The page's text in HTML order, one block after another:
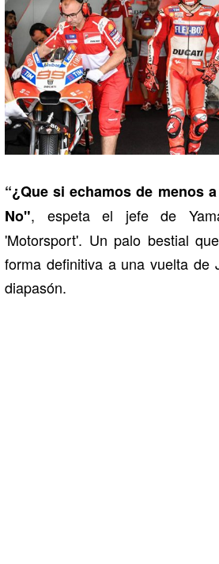
“¿Que si echamos de menos
No", espeta el jefe de
'Motorsport'. Un palo bestial
forma definitiva a una vuelta de
diapasón.